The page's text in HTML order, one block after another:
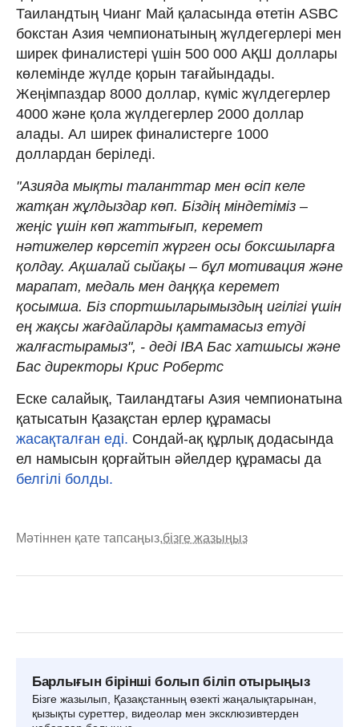
Таиландтың Чианг Май қаласында өтетін ASBC
бокстан Азия чемпионатының жүлдегерлері мен
ширек финалистері үшін 500 000 АҚШ доллары
көлемінде жүлде қорын тағайындады.
Жеңімпаздар 8000 доллар, күміс жүлдегерлер
4000 және қола жүлдегерлер 2000 доллар
алады. Ал ширек финалистерге 1000
доллардан беріледі.
"Азияда мықты таланттар мен өсіп келе
жатқан жұлдыздар көп. Біздің міндетіміз –
жеңіс үшін көп жаттығып, керемет
нәтижелер көрсетіп жүрген осы боксшыларға
қолдау. Ақшалай сыйақы – бұл мотивация және
марапат, медаль мен даңққа керемет
қосымша. Біз спортшыларымыздың игілігі үшін
ең жақсы жағдайларды қамтамасыз етуді
жалғастырамыз", - деді IBA Бас хатшысы және
Бас директоры Крис Робертс
Еске салайық, Таиландтағы Азия чемпионатына
қатысатын Қазақстан ерлер құрамасы
жасақталған еді. Сондай-ақ құрлық додасында
ел намысын қорғайтын әйелдер құрамасы да
белгілі болды.
Мәтіннен қате тапсаңыз,бізге жазыңыз
Барлығын бірінші болып біліп отырыңыз
Бізге жазылып, Қазақстанның өзекті жаңалықтарынан,
қызықты суреттер, видеолар мен эксклюзивтерден